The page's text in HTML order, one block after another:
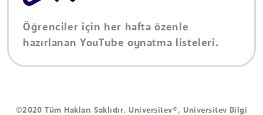
Öğrenciler için her hafta özenle
hazırlanan YouTube oynatma listeleri.
©2020 Tüm Hakları Saklıdır. Universitev®, Universitev Bilgi